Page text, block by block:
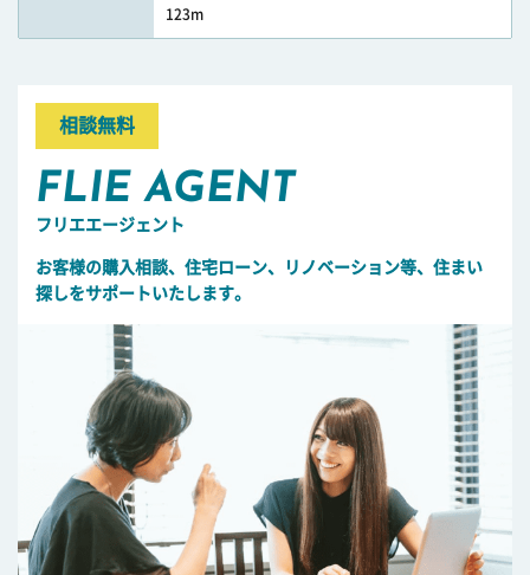
123m
相談無料
FLIE AGENT
フリエエージェント
お客様の購入相談、住宅ローン、リノベーション等、住まい
探しをサポートいたします。